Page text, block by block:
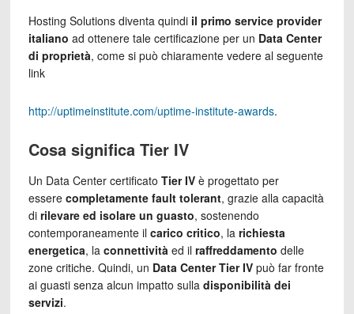
Hosting Solutions diventa quindi il primo service provider
italiano ad ottenere tale certificazione per un Data Center
di proprietà, come si può chiaramente vedere al seguente
link
http://uptimeinstitute.com/uptime-institute-awards.
Cosa significa Tier IV
Un Data Center certificato Tier IVè progettato per
essere completamente fault tolerant, grazie alla capacità
di rilevare ed isolare un guasto, sostenendo
contemporaneamente il carico critico, la richiesta
energetica, la connettivitàed il raffreddamento delle
zone critiche. Quindi, un Data Center Tier IVpuò far fronte
ai guasti senza alcun impatto sulla disponibilità dei
servizi.